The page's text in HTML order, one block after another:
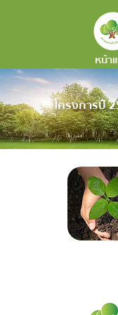
หน้า
โครงการปี